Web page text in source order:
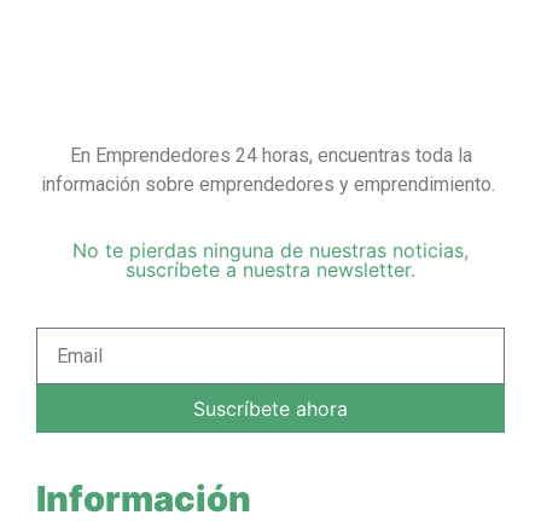
En Emprendedores 24 horas, encuentras toda la
información sobre emprendedores y emprendimiento.
No te pierdas ninguna de nuestras noticias,
suscríbete a nuestra newsletter.
Suscríbete ahora
Información